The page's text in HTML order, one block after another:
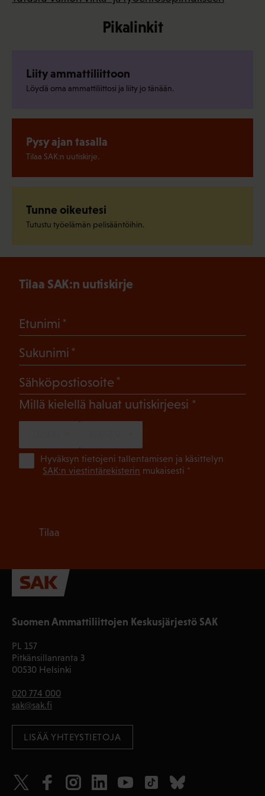
Pikalinkit
Liity ammattiliittoon
Löydä oma ammattiliittosi ja liity jo tänään.
Pysy ajan tasalla
Tilaa SAK:n uutiskirje.
Tunne oikeutesi
Tutustu työelämän pelisääntöihin.
Suomen Ammattiliittojen Keskusjärjestö SAK
PL 157
Pitkänsillanranta 3
00530 Helsinki
020 774 000
sak@sak.fi
LISÄÄ YHTEYSTIETOJA
Tilaa SAK:n uutiskirje
Etunimi
Sukunimi
Sähköpostiosoite
Millä kielellä haluat uutiskirjeesi (Pakollinen)
Hyväksyn tietojeni tallentamisen ja käsittelyn
SAK:n viestintärekisterin mukaisesti *
Tilaa